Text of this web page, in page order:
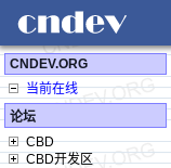
CNDEV.ORG
当前在线
论坛
CBD
CBD开发区